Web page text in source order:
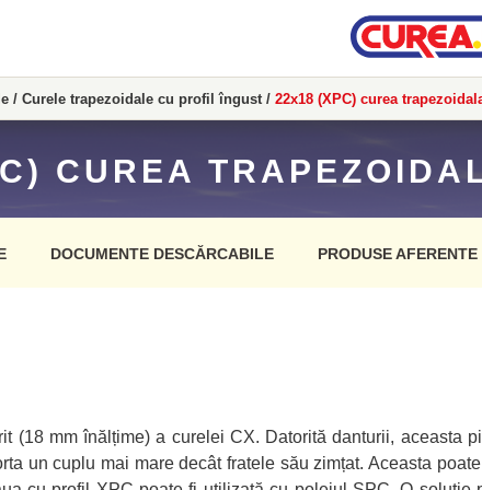
/ Curele trapezoidale cu profil îngust / 22x18 (XPC) curea
CUREA
DOCUMENTE DESCĂRCABILE PRODUSE AFERENTE
(18 mm înălțime) a curelei CX. Datorită danturii, aceasta
un cuplu mai mare decât fratele său zimțat. Aceasta